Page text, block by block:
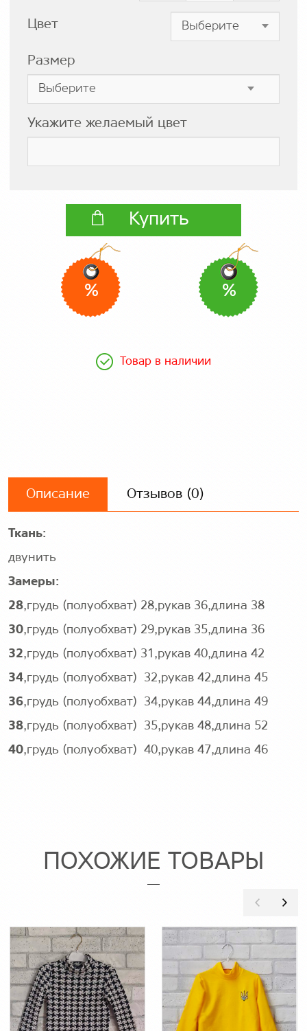
Цвет
Размер
Укажите желаемый цвет
Купить
% %
Товар в наличии
Описание Отзывов (0)
Ткань:
двунить
Замеры:
28,грудь (полуобхват) 28,рукав 36,длина 38
30,грудь (полуобхват) 29,рукав 35,длина 36
32,грудь (полуобхват) 31,рукав 40,длина 42
34,грудь (полуобхват) 32,рукав 42,длина 45
36,грудь (полуобхват) 34,рукав 44,длина 49
38,грудь (полуобхват) 35,рукав 48,длина 52
40,грудь (полуобхват) 40,рукав 47,длина 46
ПОХОЖИЕ ТОВАРЫ